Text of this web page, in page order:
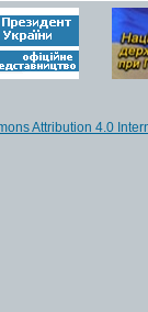
Attribution 4.0